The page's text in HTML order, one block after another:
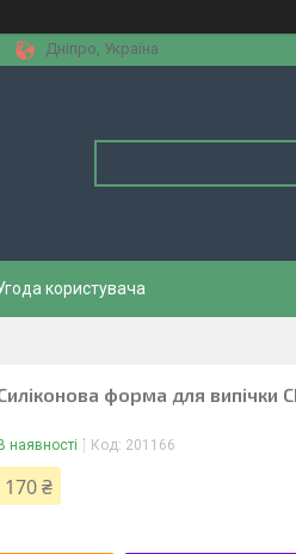
Дніпро, Україна
користувача
форма для випічки
В наявності Код: 201166
170 ₴